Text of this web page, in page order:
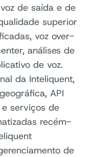
de saída e de
superior
voz over-
análises de
de voz.
da Inteliquent,
API
serviços de
recém-
de